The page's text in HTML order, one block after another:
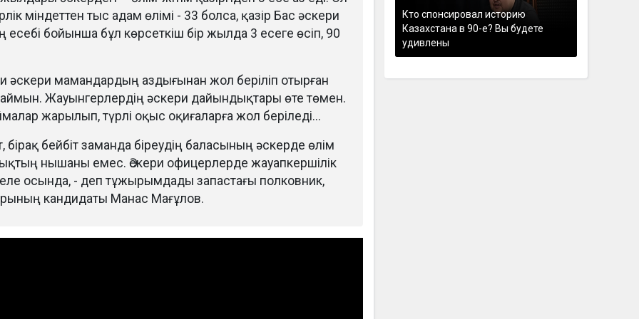
міндеттен тыс адам өлімі - 33 болса, қазір Бас әскери
есебі бойынша бұл көрсеткіш бір жылда 3 есеге өсіп, 90
әскери мамандардың аздығынан жол беріліп отырған
Жауынгерлердің әскери дайындықтары өте төмен.
жарылып, түрлі оқыс оқиғаларға жол беріледі...
бірақ бейбіт заманда біреудің баласының әскерде өлім
нышаны емес. Әскери офицерлерде жауапкершілік
осында, - деп тұжырымдады запастағы полковник,
кандидаты Манас Мағұлов.
Кто спонсировал историю
Казахстана в 90-е? Вы будете
удивлены